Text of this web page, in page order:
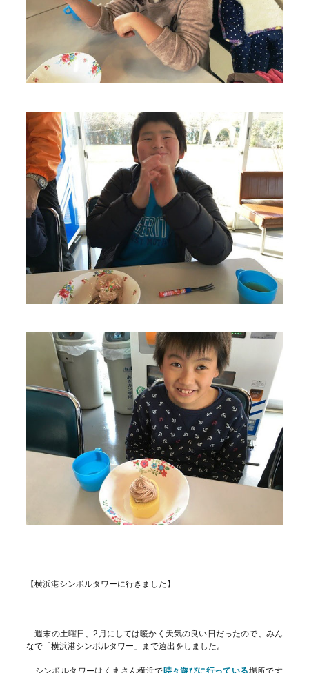
【横浜港シンボルタワーに行きました】
週末の土曜日、2月にしては暖かく天気の良い日だったので、みん
なで「横浜港シンボルタワー」まで遠出をしました。
シンボルタワーはくまさん横浜で時々遊びに行っている場所です